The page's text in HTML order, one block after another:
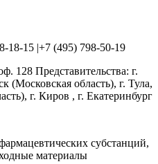
18-15 |+7 (495) 798-50-19
128 Представительства: г.
(Московская область), г. Тула,
г. Киров , г. Екатеринбург
субстанций,
материалы